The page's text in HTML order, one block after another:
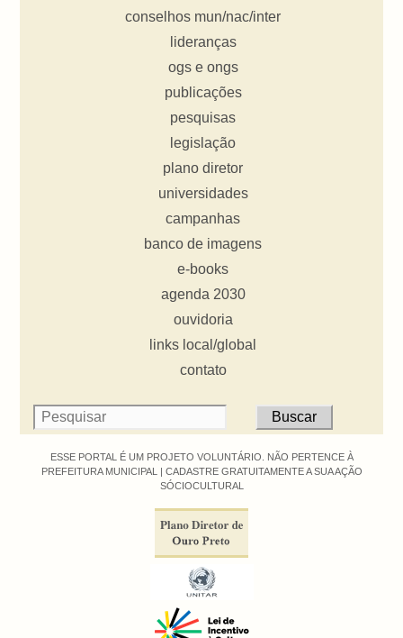
conselhos mun/nac/inter
lideranças
ogs e ongs
publicações
pesquisas
legislação
plano diretor
universidades
campanhas
banco de imagens
e-books
agenda 2030
ouvidoria
links local/global
contato
ESSE PORTAL É UM PROJETO VOLUNTÁRIO. NÃO PERTENCE À
PREFEITURA MUNICIPAL | CADASTRE GRATUITAMENTE A SUA AÇÃO
SÓCIOCULTURAL